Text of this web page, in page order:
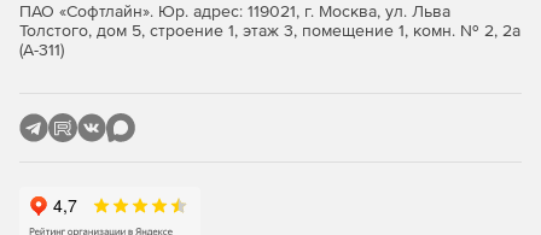
ПАО «Софтлайн». Юр. адрес: 119021, г. Москва, ул. Льва
Толстого, дом 5, строение 1, этаж 3, помещение 1, комн. № 2, 2а
(А-311)